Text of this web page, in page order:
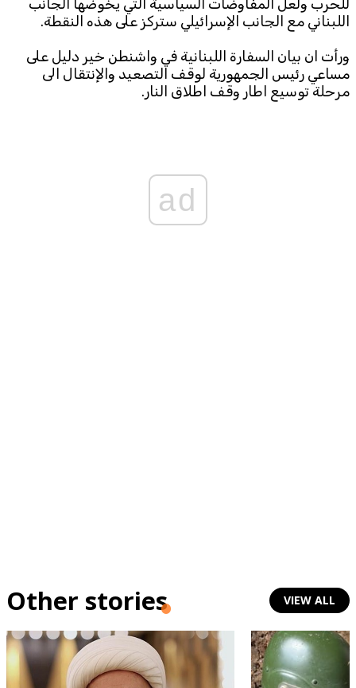
TTV
للحرب ولعل المفاوضات السياسية التي يخوضها الجانب
اللبناني مع الجانب الإسرائيلي ستركز على هذه النقطة.
ورأت ان بيان السفارة اللبنانية في واشنطن خير دليل على
مساعي رئيس الجمهورية لوقف التصعيد والإنتقال الى
مرحلة توسيع اطار وقف اطلاق النار.
ad
Other stories VIEW ALL